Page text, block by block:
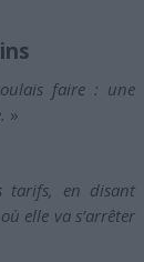
faire : une
»
tarifs, en disant
elle va s’arrêter